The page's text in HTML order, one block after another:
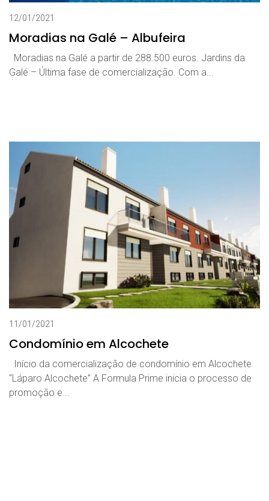
12/01/2021
Moradias na Galé – Albufeira
Moradias na Galé a partir de 288.500 euros. Jardins da
Galé – Última fase de comercialização. Com a...
11/01/2021
Condomínio em Alcochete
Início da comercialização de condomínio em Alcochete
“Láparo Alcochete” A Formula Prime inicia o processo de
promoção e...